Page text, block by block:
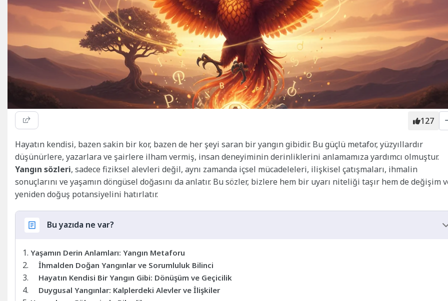
127
Hayatın kendisi, bazen sakin bir kor, bazen de her şeyi saran bir yangın gibidir. Bu güçlü metafor, yüzyıllardır
düşünürlere, yazarlara ve şairlere ilham vermiş, insan deneyiminin derinliklerini anlamamıza yardımcı olmuştur.
Yangın sözleri, sadece fiziksel alevleri değil, aynı zamanda içsel mücadeleleri, ilişkisel çatışmaları, ihmalin
sonuçlarını ve yaşamın döngüsel doğasını da anlatır. Bu sözler, bizlere hem bir uyarı niteliği taşır hem de değişim
yeniden doğuş potansiyelini hatırlatır.
Bu yazıda ne var?
Yaşamın Derin Anlamları: Yangın Metaforu
İhmalden Doğan Yangınlar ve Sorumluluk Bilinci
Hayatın Kendisi Bir Yangın Gibi: Dönüşüm ve Geçicilik
Duygusal Yangınlar: Kalplerdeki Alevler ve İlişkiler